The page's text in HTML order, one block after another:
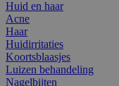
Huid en haar
Acne
Haar
Huidirritaties
Koortsblaasjes
Luizen behandeling
Nagelbijten